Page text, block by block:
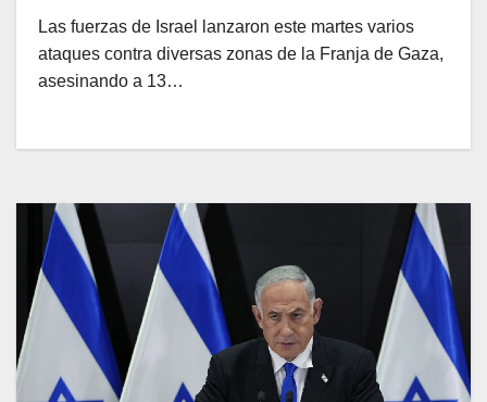
Las fuerzas de Israel lanzaron este martes varios
ataques contra diversas zonas de la Franja de Gaza,
asesinando a 13…